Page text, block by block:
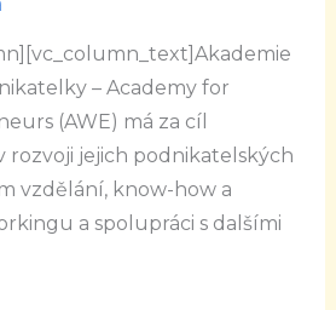
– Academy for
(AWE) má za cíl
rozvoji jejich podnikatelských
vzdělání, know-how a
a spolupráci s dalšími